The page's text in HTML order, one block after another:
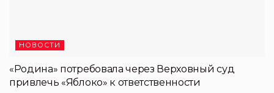
НОВОСТИ
«Родина» потребовала через Верховный суд
привлечь «Яблоко» к ответственности